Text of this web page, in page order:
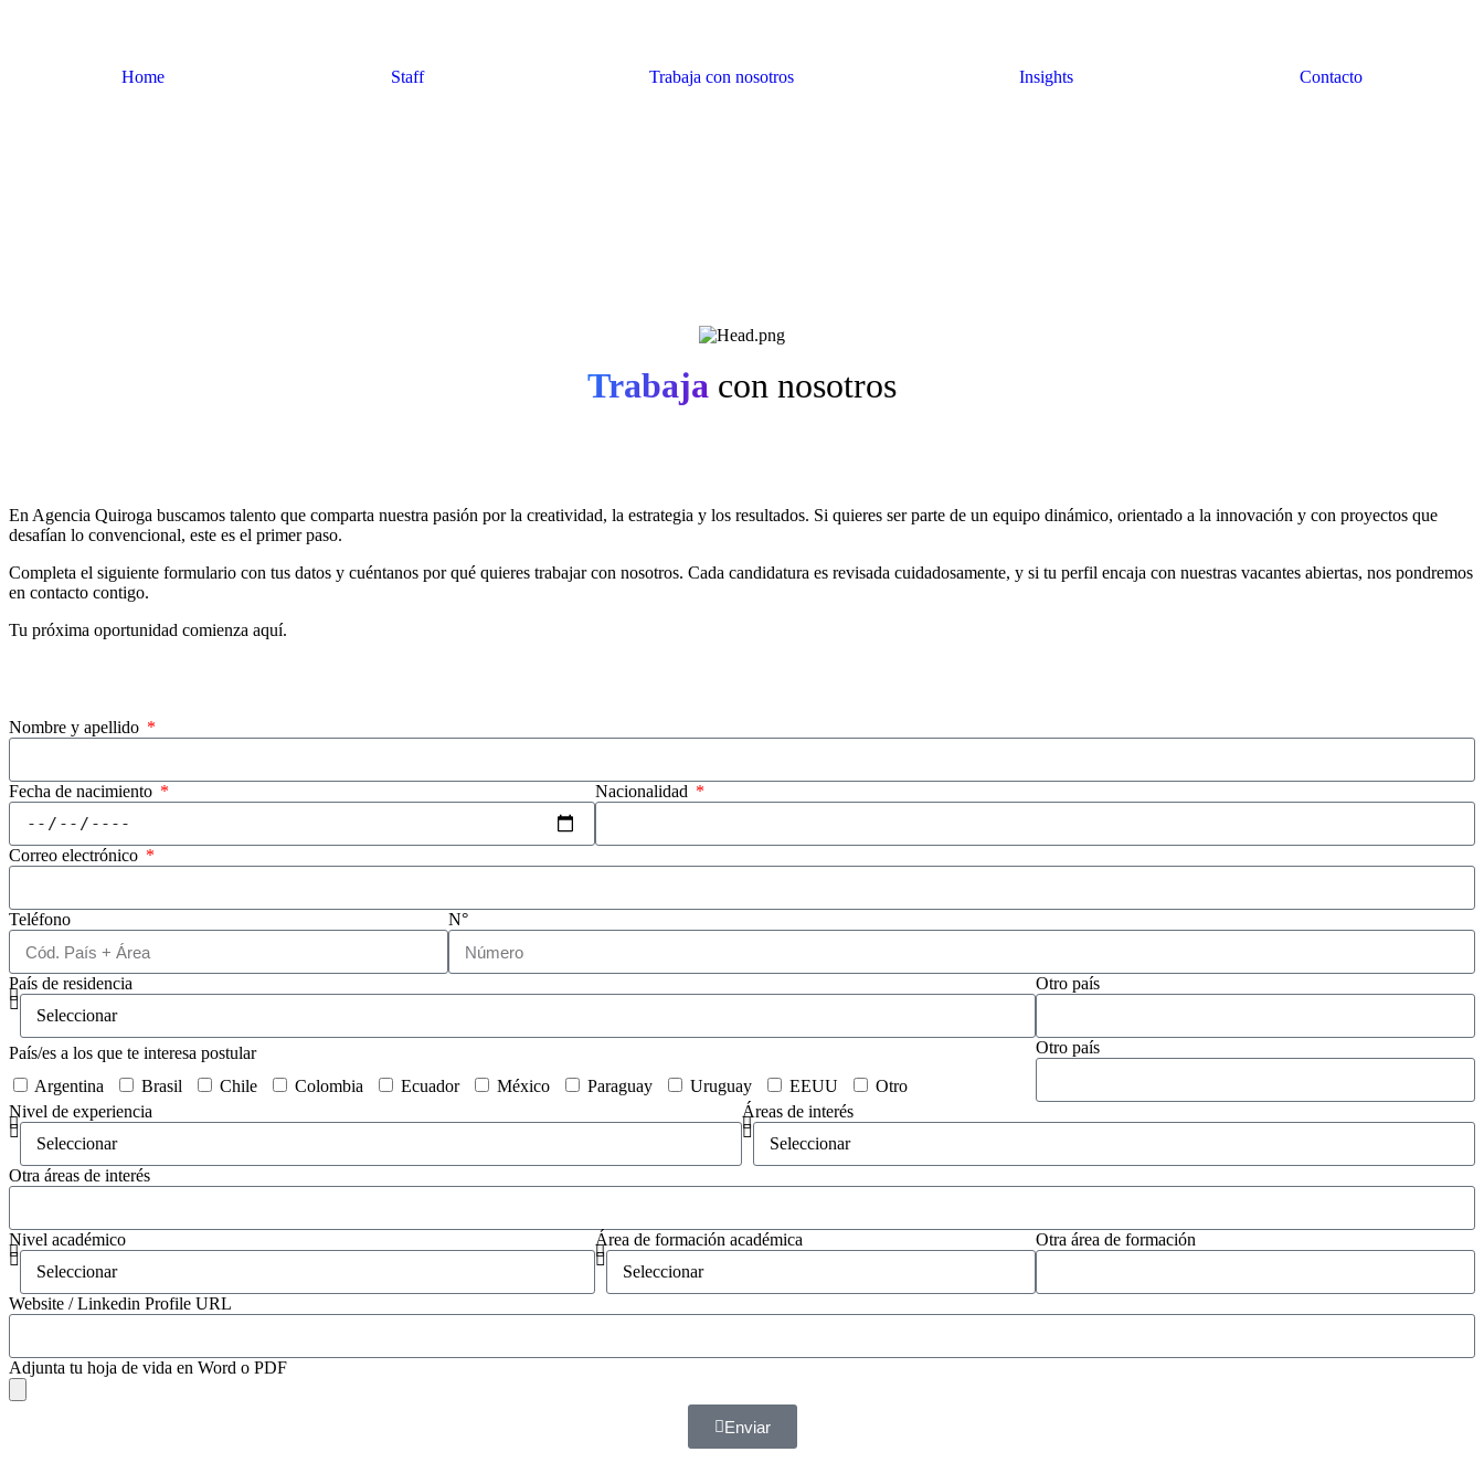
Home Staff Trabaja con nosotros Insights Contacto
Trabaja con nosotros
En Agencia Quiroga buscamos talento que comparta nuestra pasión por la creatividad, la estrategia y los resultados. Si quieres ser parte de un equipo dinámico, orientado a la innovación y con proyectos que
desafían lo convencional, este es el primer paso.
Completa el siguiente formulario con tus datos y cuéntanos por qué quieres trabajar con nosotros. Cada candidatura es revisada cuidadosamente, y si tu perfil encaja con nuestras vacantes abiertas, nos pondremos
en contacto contigo.
Tu próxima oportunidad comienza aquí.
Nombre y apellido
Fecha de nacimiento Nacionalidad
Correo electrónico
Teléfono N°
País de residencia Otro país
País/es a los que te interesa postular
Argentina
Brasil Chile Colombia Ecuador México Paraguay Uruguay EEUU Otro
Otro país
Nivel de experiencia Áreas de interés
Otra áreas de interés
Nivel académico Área de formación académica Otra área de formación
Website / Linkedin Profile URL
Adjunta tu hoja de vida en Word o PDF
Enviar